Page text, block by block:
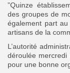
”Quinze
des groupes de
également part
artisans de la
L’autorité
déroulée mercredi
pour une bonne